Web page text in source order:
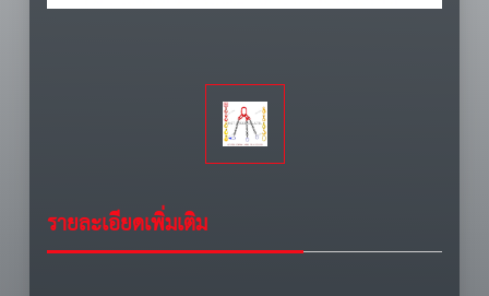
รายละเอียดเพิ่มเติม